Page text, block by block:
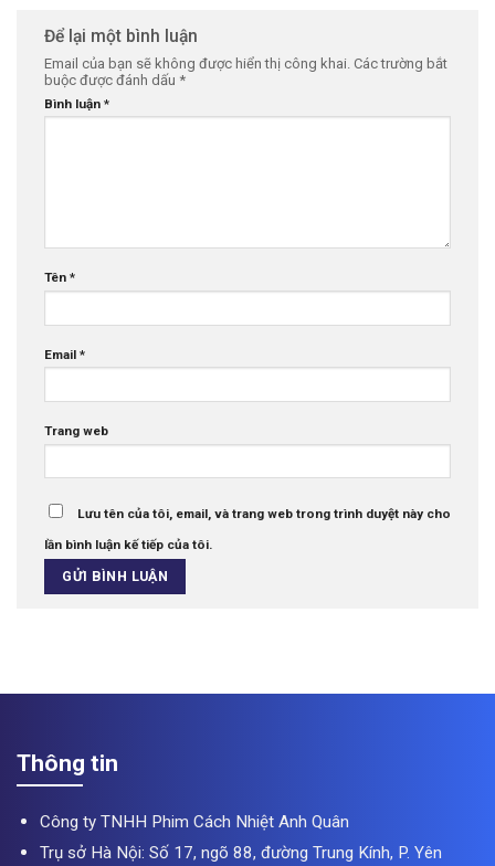
Để lại một bình luận
Email của bạn sẽ không được hiển thị công khai. Các trường bắt
buộc được đánh dấu *
Bình luận *
Tên *
Email *
Trang web
Lưu tên của tôi, email, và trang web trong trình duyệt này cho
lần bình luận kế tiếp của tôi.
Thông tin
Công ty TNHH Phim Cách Nhiệt Anh Quân
Trụ sở Hà Nội: Số 17, ngõ 88, đường Trung Kính, P. Yên